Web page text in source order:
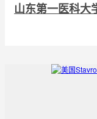
山东第一医科大